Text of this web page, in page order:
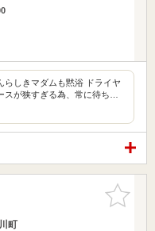
らしきマダムも黙浴 ドライヤ
スが狭すぎる為、常に待ち…
お気に入
りに追加
町